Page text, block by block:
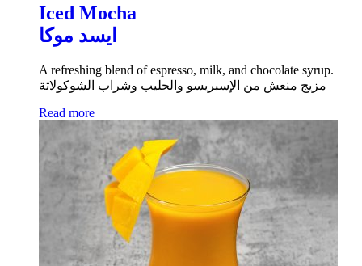
Iced Mocha
ايسد موكا
A refreshing blend of espresso, milk, and chocolate syrup.
مزيج منعش من الإسبريسو والحليب وشراب الشوكولاتة
Read more